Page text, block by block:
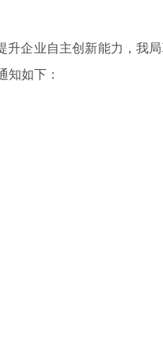
业自主创新能力，我
知如下：